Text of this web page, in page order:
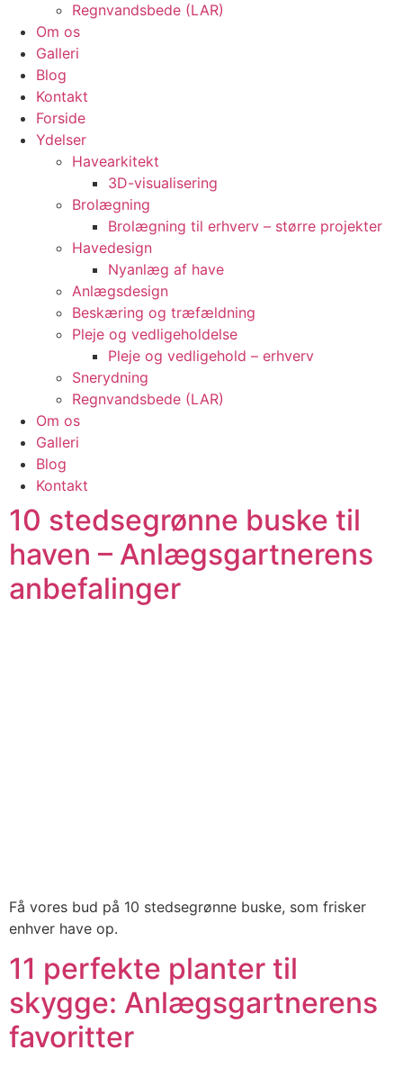
Regnvandsbede (LAR)
Om os
Galleri
Blog
Kontakt
Forside
Ydelser
Havearkitekt
3D-visualisering
Brolægning
Brolægning til erhverv – større projekter
Havedesign
Nyanlæg af have
Anlægsdesign
Beskæring og træfældning
Pleje og vedligeholdelse
Pleje og vedligehold – erhverv
Snerydning
Regnvandsbede (LAR)
Om os
Galleri
Blog
Kontakt
10 stedsegrønne buske til
haven – Anlægsgartnerens
anbefalinger
Få vores bud på 10 stedsegrønne buske, som frisker
enhver have op.
11 perfekte planter til
skygge: Anlægsgartnerens
favoritter